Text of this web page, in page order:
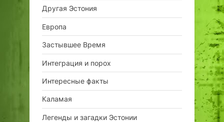
Другая Эстония
Европа
Застывшее Время
Интеграция и порох
Интересные факты
Каламая
Легенды и загадки Эстонии